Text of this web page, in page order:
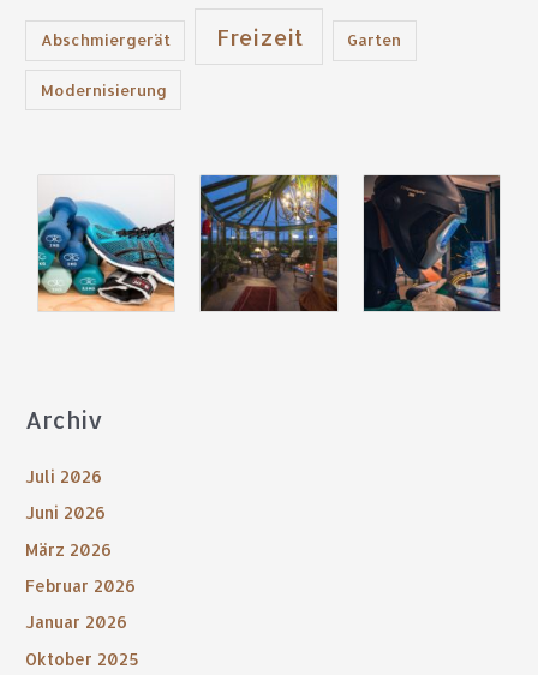
Abschmiergerät Freizeit Garten
Modernisierung
Archiv
Juli 2026
Juni 2026
März 2026
Februar 2026
Januar 2026
Oktober 2025